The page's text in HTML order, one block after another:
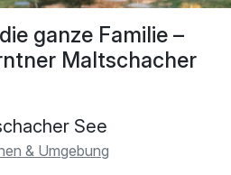
ganze Familie –
Maltschacher
See
& Umgebung